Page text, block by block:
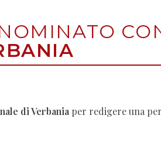
di Verbania per redigere una